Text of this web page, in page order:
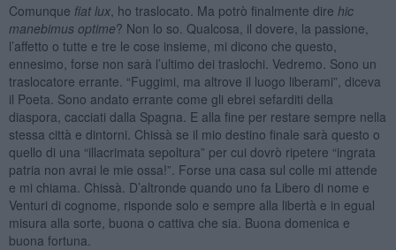
Comunque fiat lux, ho traslocato. Ma potrò finalmente dire hic
manebimus optime? Non lo so. Qualcosa, il dovere, la passione,
l’affetto o tutte e tre le cose insieme, mi dicono che questo,
ennesimo, forse non sarà l’ultimo dei traslochi. Vedremo. Sono un
traslocatore errante. “Fuggimi, ma altrove il luogo liberami”, diceva
il Poeta. Sono andato errante come gli ebrei sefarditi della
diaspora, cacciati dalla Spagna. E alla fine per restare sempre nella
stessa città e dintorni. Chissà se il mio destino finale sarà questo o
quello di una “illacrimata sepoltura” per cui dovrò ripetere “ingrata
patria non avrai le mie ossa!”. Forse una casa sul colle mi attende
e mi chiama. Chissà. D’altronde quando uno fa Libero di nome e
Venturi di cognome, risponde solo e sempre alla libertà e in egual
misura alla sorte, buona o cattiva che sia. Buona domenica e
buona fortuna.